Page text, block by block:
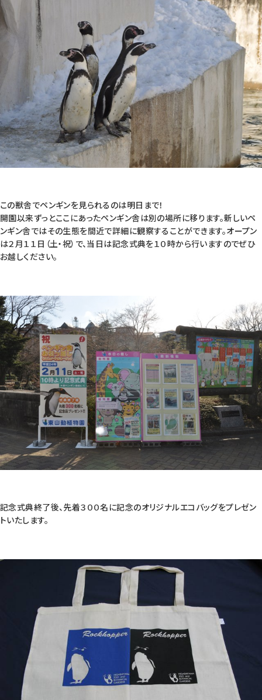
この獣舎でペンギンを見られるのは明日まで！
開園以来ずっとここにあったペンギン舎は別の場所に移ります。新しいペ
ンギン舎ではその生態を間近で詳細に観察することができます。オープン
は２月１１日（土・祝）で、当日は記念式典を１０時から行いますのでぜひ
お越しください。
記念式典終了後、先着３００名に記念のオリジナルエコバッグをプレゼン
トいたします。